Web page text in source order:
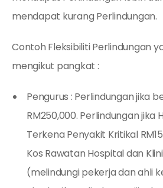
mendapat kurang Perlindungan.
Contoh Fleksibiliti Perlindungan
mengikut pangkat :
Pengurus : Perlindungan jika
RM250,000. Perlindungan jika
Terkena Penyakit Kritikal
Kos Rawatan Hospital dan
(melindungi pekerja dan ahli